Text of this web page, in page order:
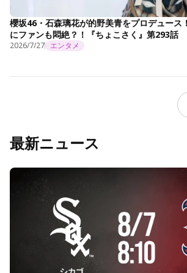
櫻坂46・石森璃花が的野美青をプロデュース
にファンも悶絶？！『ちょこさく』第293話
2026/7/27 エンタメ
最新ニュース